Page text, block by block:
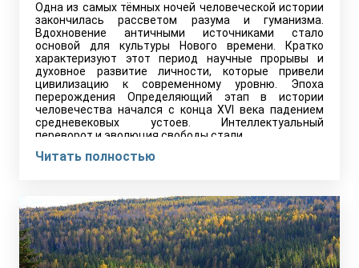
Одна из самых тёмных ночей человеческой истории
закончилась рассветом разума и гуманизма.
Вдохновение античными источниками стало
основой для культуры Нового времени. Кратко
характеризуют этот период научные прорывы и
духовное развитие личности, которые привели
цивилизацию к современному уровню. Эпоха
перерождения Определяющий этап в истории
человечества начался с конца XVI века падением
средневековых устоев. Интеллектуальный
переворот и эволюция свободы стали…
Читать полностью